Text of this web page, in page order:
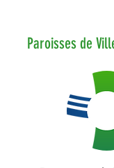
Paroisses de